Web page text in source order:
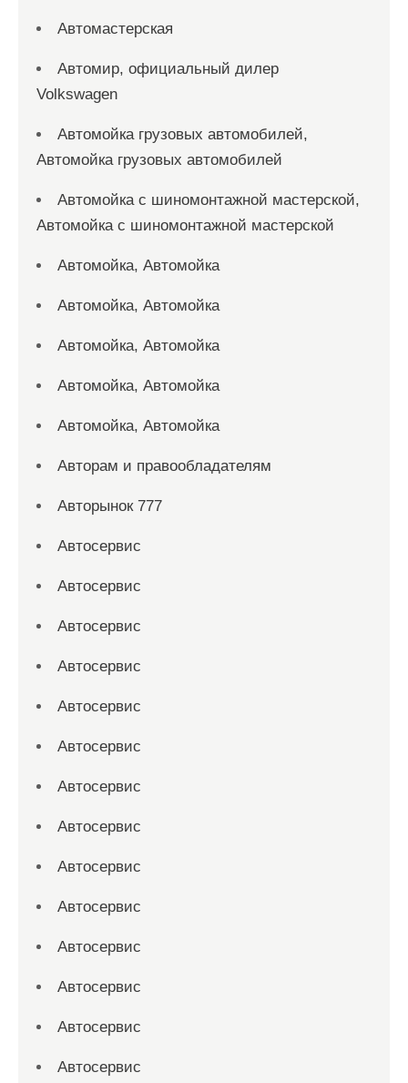
Автомастерская
Автомир, официальный дилер
Volkswagen
Автомойка грузовых автомобилей,
Автомойка грузовых автомобилей
Автомойка с шиномонтажной мастерской,
Автомойка с шиномонтажной мастерской
Автомойка, Автомойка
Автомойка, Автомойка
Автомойка, Автомойка
Автомойка, Автомойка
Автомойка, Автомойка
Авторам и правообладателям
Авторынок 777
Автосервис
Автосервис
Автосервис
Автосервис
Автосервис
Автосервис
Автосервис
Автосервис
Автосервис
Автосервис
Автосервис
Автосервис
Автосервис
Автосервис